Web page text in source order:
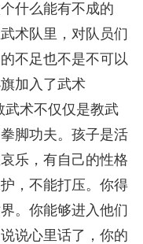
什么能有不成的
术队里，对队员们
不足也不是不可以
加入了武术
武术不仅仅是教武
脚功夫。孩子是活
乐，有自己的性格
，不能打压。你得
。你能够进入他们
说心里话了，你的